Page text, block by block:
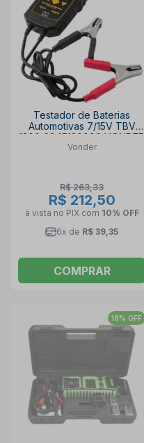
Testador de Baterias
Automotivas 7/15V TBV
1200 6845120000 VONDER
Vonder
R$ 263,33
R$ 212,50
à vista no PIX com 10% OFF
6x de R$ 39,35
COMPRAR
18% OFF